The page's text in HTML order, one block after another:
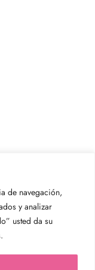
de navegación,
y analizar
usted da su